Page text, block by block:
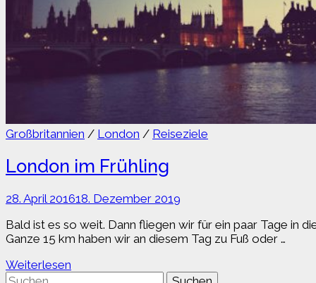
Großbritannien / London / Reiseziele
London im Frühling
28. April 201618. Dezember 2019
Bald ist es so weit. Dann fliegen wir für ein paar Tage in
Ganze 15 km haben wir an diesem Tag zu Fuß oder …
London
im
Weiterlesen
Suchen